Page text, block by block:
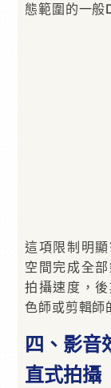
態範圍的一般
這項限制明
空間完成全
拍攝速度，
色師或剪輯師
四、影音
直式拍攝